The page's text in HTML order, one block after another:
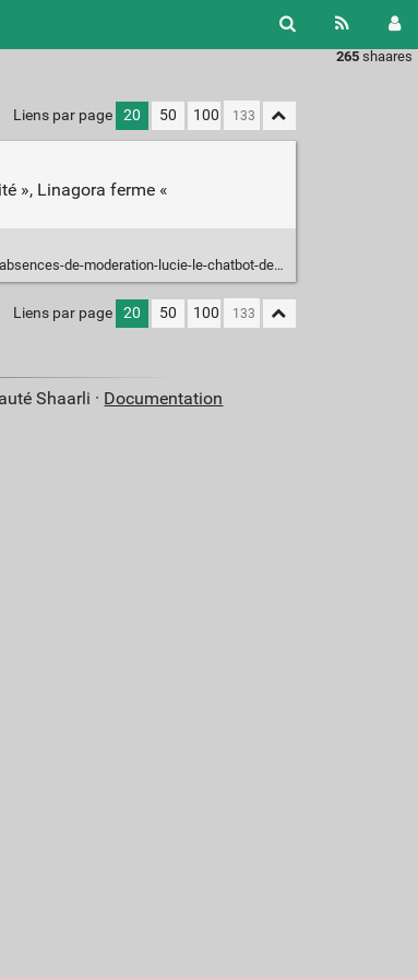
265 shaares
Liens par page 20 50 100
», Linagora ferme «
lucie-le-chatbot-de-linagora-rapidement-ferme/
Liens par page 20 50 100
Shaarli · Documentation